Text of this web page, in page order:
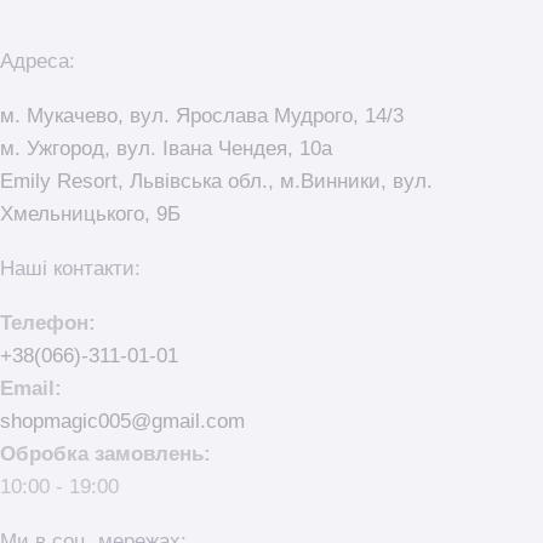
Адреса:
м. Мукачево, вул. Ярослава Мудрого, 14/3
м. Ужгород, вул. Івана Чендея, 10а
Emily Resort, Львівська обл., м.Винники, вул.
Хмельницького, 9Б
Наші контакти:
Телефон:
+38(066)-311-01-01
Email:
shopmagic005@gmail.com
Обробка замовлень:
10:00 - 19:00